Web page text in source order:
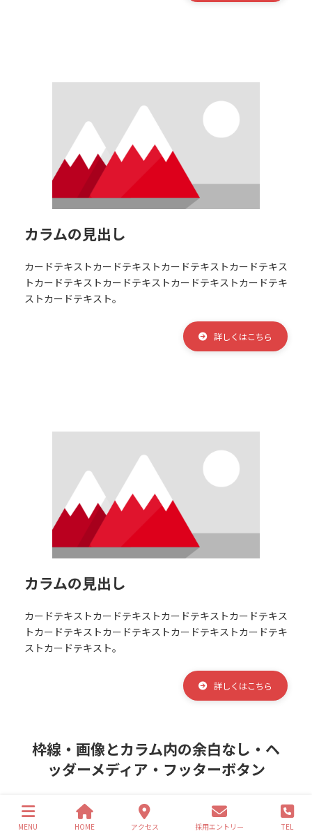
カラムの見出し
カードテキストカードテキストカードテキストカードテキス
トカードテキストカードテキストカードテキストカードテキ
ストカードテキスト。
詳しくはこちら
カラムの見出し
カードテキストカードテキストカードテキストカードテキス
トカードテキストカードテキストカードテキストカードテキ
ストカードテキスト。
詳しくはこちら
枠線・画像とカラム内の余白なし・ヘ
ッダーメディア・フッターボタン
MENU HOME アクセス 採用エントリー TEL